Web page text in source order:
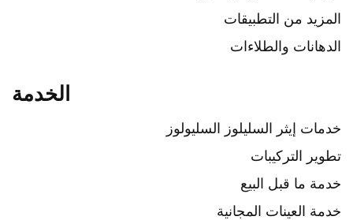
من التطبيقات
والطلاءات
الخدمة
إيثر السليلوز السليولوز
التركيبات
ما قبل البيع
العينات المجانية